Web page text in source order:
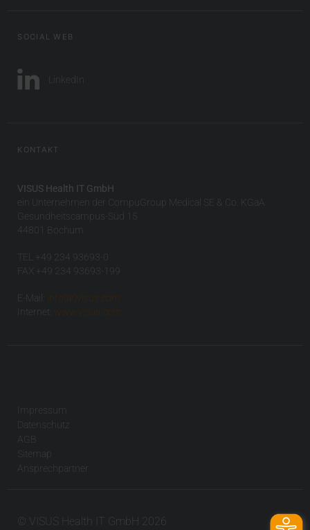
SOCIAL WEB
LinkedIn
KONTAKT
VISUS Health IT GmbH
ein Unternehmen der CompuGroup Medical SE & Co. KGaA
Gesundheitscampus-Süd 15
44801 Bochum
TEL +49 234 93693-0
FAX +49 234 93693-199
E-Mail:
info(at)visus.com
Internet:
www.visus.com
Impressum
Datenschutz
AGB
Sitemap
Ansprechpartner
© VISUS Health IT GmbH 2026